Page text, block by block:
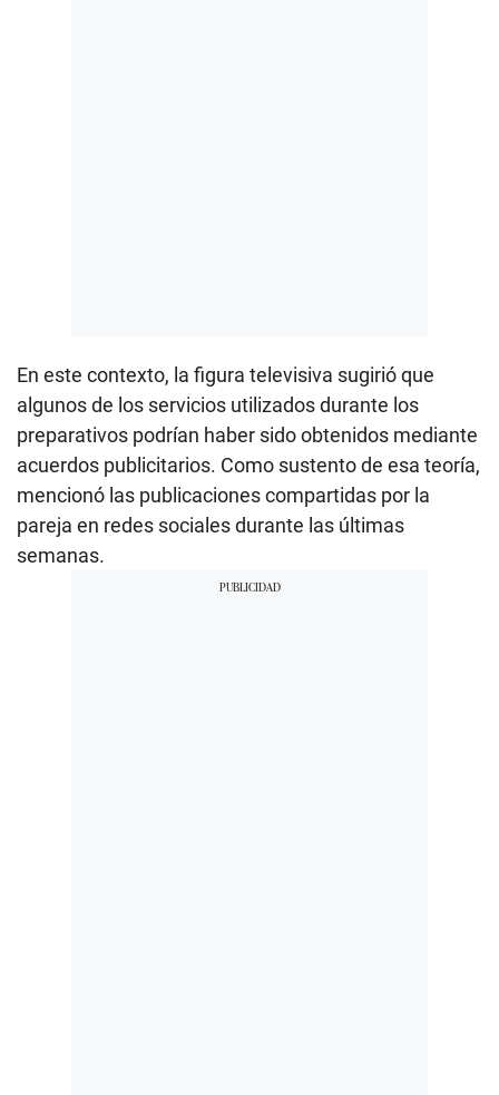
En este contexto, la figura televisiva sugirió que
algunos de los servicios utilizados durante los
preparativos podrían haber sido obtenidos mediante
acuerdos publicitarios. Como sustento de esa teoría,
mencionó las publicaciones compartidas por la
pareja en redes sociales durante las últimas
semanas.